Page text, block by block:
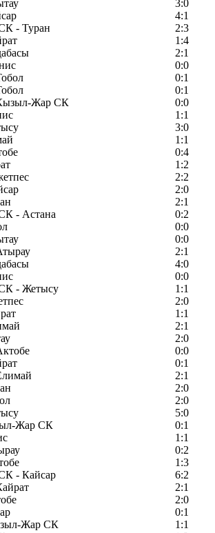
3:0
4:1
- Туран
2:3
1:4
2:1
0:0
0:1
0:1
Жар СК
0:0
1:1
3:0
1:1
0:4
1:2
2:2
2:0
2:1
- Астана
0:2
0:0
0:0
2:1
4:0
0:0
- Жетысу
1:1
2:0
1:1
2:1
2:0
0:0
0:1
2:1
2:0
2:0
5:0
Жар СК
0:1
1:1
0:2
1:3
- Кайсар
6:2
2:1
2:0
0:1
Жар СК
1:1